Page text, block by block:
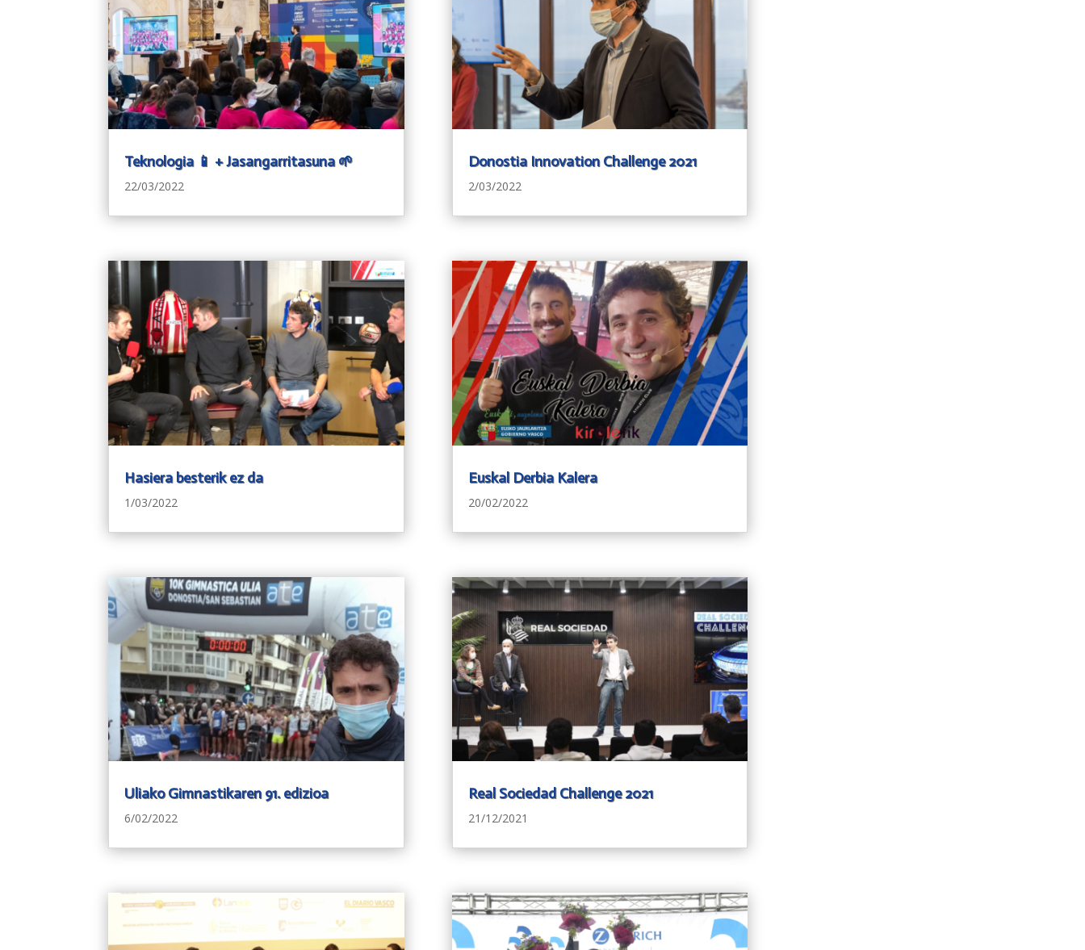
Teknologia 📱 + Jasangarritasuna 🌱
22/03/2022
Hasiera besterik ez da
1/03/2022
Uliako Gimnastikaren 91. edizioa
6/02/2022
Donostia Innovation Challenge 2021
2/03/2022
Euskal Derbia Kalera
20/02/2022
Real Sociedad Challenge 2021
21/12/2021